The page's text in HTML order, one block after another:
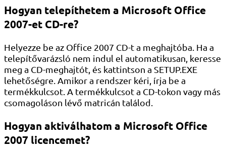
Hogyan telepíthetem a Microsoft Office
2007-et CD-re?
Helyezze be az Office 2007 CD-t a meghajtóba. Ha a
telepítővarázsló nem indul el automatikusan, keresse
meg a CD-meghajtót, és kattintson a SETUP.EXE
lehetőségre. Amikor a rendszer kéri, írja be a
termékkulcsot. A termékkulcsot a CD-tokon vagy más
csomagoláson lévő matricán találod.
Hogyan aktiválhatom a Microsoft Office
2007 licencemet?